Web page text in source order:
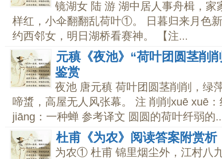
镜湖女 陆 游 湖中居人事舟楫，家
样红，小伞翻翻乱荷叶①。 日暮归来月色
约西邻女，明日湖桥看赛神。 【注...
元稹《夜池》“荷叶团圆茎削
鉴赏
夜池 唐元稹 荷叶团圆茎削削，绿
啼螀，高屋无人风张幕。 注 削削xuē xuē
jiāng：一种蝉 参考译文 圆圆的荷叶纤弱的
杜甫《为农》阅读答案附赏析
为农① 杜甫 锦里烟尘外，江村八